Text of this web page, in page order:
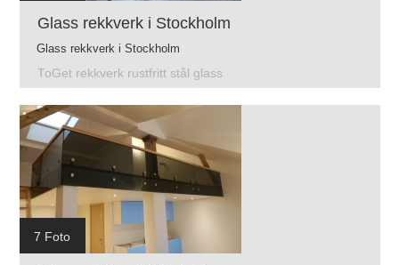
Glass rekkverk i Stockholm
Glass rekkverk i Stockholm
ToGet rekkverk rustfritt stål glass
7 Foto